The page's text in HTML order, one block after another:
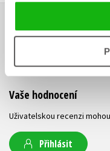
HODNOCENÍ
Vaše hodnocení
Uživatelskou recenzi
Přihlásit